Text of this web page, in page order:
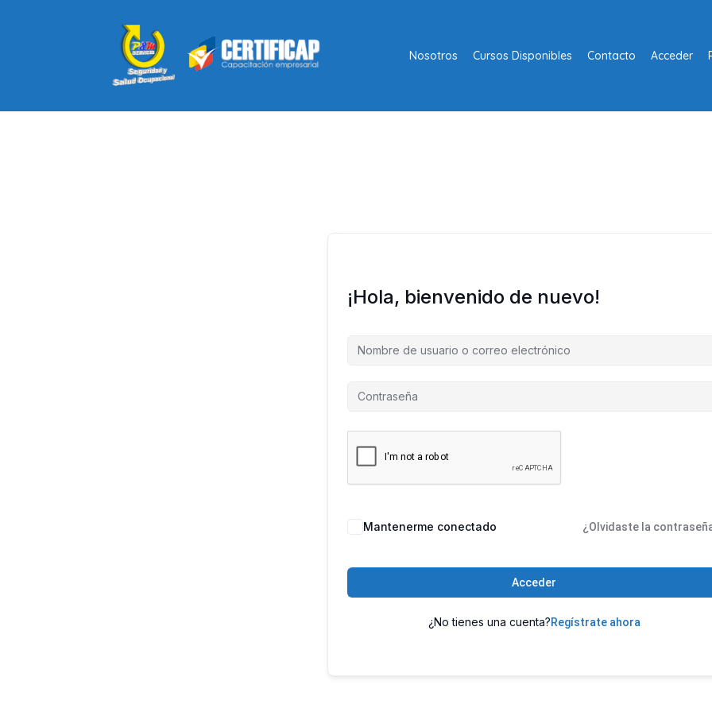
Nosotros Cursos Disponibles Contacto Acceder
¡Hola, bienvenido de nuevo!
Mantenerme conectado ¿Olvidaste la
Acceder
¿No tienes una cuenta?Regístrate ahora